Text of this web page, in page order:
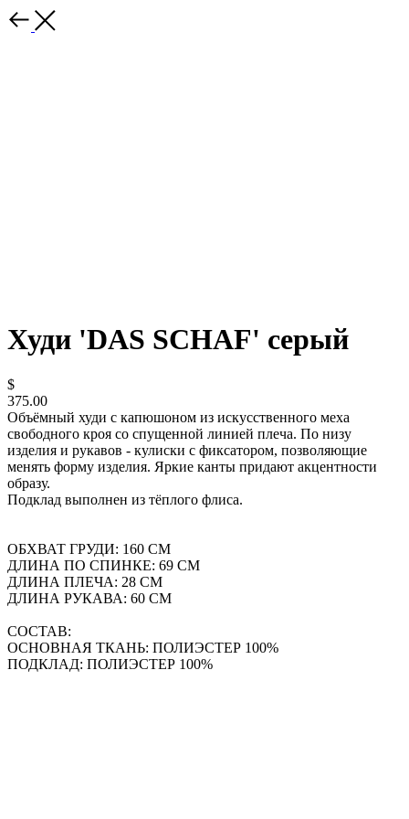
Худи 'DAS SCHAF' серый
$
375.00
Объёмный худи с капюшоном из искусственного меха
свободного кроя со спущенной линией плеча. По низу
изделия и рукавов - кулиски с фиксатором, позволяющие
менять форму изделия. Яркие канты придают акцентности
образу.
Подклад выполнен из тёплого флиса.
ОБХВАТ ГРУДИ: 160 СМ
ДЛИНА ПО СПИНКЕ: 69 СМ
ДЛИНА ПЛЕЧА: 28 СМ
ДЛИНА РУКАВА: 60 СМ
СОСТАВ:
ОСНОВНАЯ ТКАНЬ: ПОЛИЭСТЕР 100%
ПОДКЛАД: ПОЛИЭСТЕР 100%